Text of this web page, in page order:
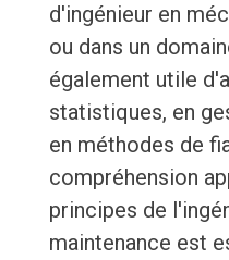
d'ingénieur en
ou dans un
également utile
statistiques, en
en méthodes de
compréhension
principes de
maintenance est